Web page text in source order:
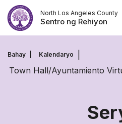
Laktawan
ang
nilalaman
North Los Angeles County
Sentro ng Rehiyon
Bahay Kalendaryo
Town Hall/Ayuntamiento